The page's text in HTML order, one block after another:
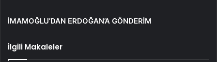
İMAMOĞLU’DAN ERDOĞAN’A GÖNDERİM
İlgili Makaleler